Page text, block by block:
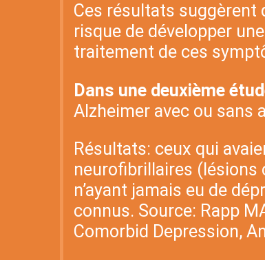
Ces résultats suggèrent
risque de développer
traitement de ces
Dans une deuxième
Alzheimer avec ou sans
Résultats: ceux qui
neurofibrillaires (lésions
n’ayant jamais eu de
connus. Source: Rapp
Comorbid Depression,